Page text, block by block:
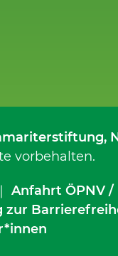
,
vorbehalten.
Anfahrt ÖPNV /
zur